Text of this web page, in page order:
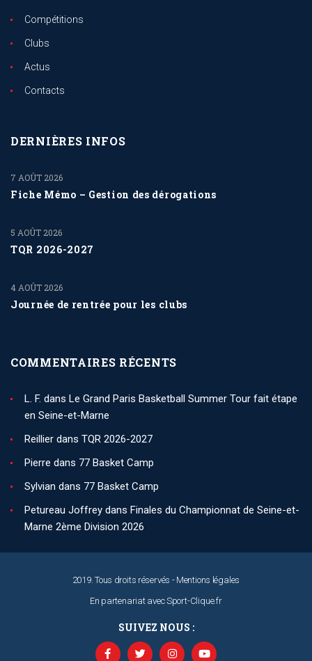
Compétitions
Clubs
Actus
Contacts
DERNIÈRES INFOS
Fiche Mémo – Gestion des dérogations
7 AOÛT 2026
TQR 2026-2027
5 AOÛT 2026
Journée de rentrée pour les clubs
4 AOÛT 2026
COMMENTAIRES RÉCENTS
L. F. dans Le Grand Paris Basketball Summer Tour fait étape
en Seine-et-Marne
Reillier dans TQR 2026-2027
Pierre dans 77 Basket Camp
Sylvian dans 77 Basket Camp
Petureau Joffrey dans Finales du Championnat de Seine-et-
Marne 2ème Division 2026
2019. Tous droits réservés - Mentions légales
En partenariat avecSport-Clique.fr
SUIVEZ NOUS :